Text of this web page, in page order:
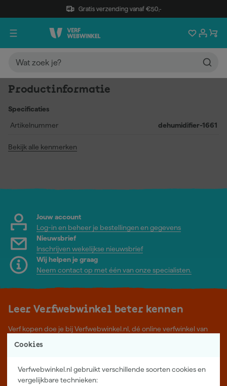
Gratis verzending vanaf €50,-
Cookies
Verfwebwinkel.nl gebruikt verschillende soorten cookies en
vergelijkbare technieken:
Productinformatie
Specificaties
Artikelnummer
dehumidifier-1661
Bekijk alle kenmerken
Jouw account
Log-in en beheer je bestellingen en gegevens
Nieuwsbrief
Inschrijven wekelijkse nieuwsbrief
Wij helpen je graag
Neem contact op met één van onze specialisten.
Leer Verfwebwinkel beter kennen
Verf kopen doe je bij Verfwebwinkel.nl, dé online verfwinkel van
Nederland. Voordelige verf van topkwaliteit en gratis deskundig
Meer over ons
Showroom in Tilburg